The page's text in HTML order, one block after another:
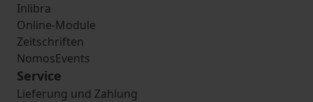
Inlibra
Online-Module
Zeitschriften
NomosEvents
Service
Lieferung und Zahlung